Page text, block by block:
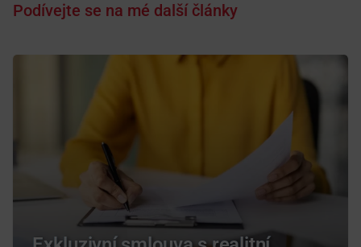
Podívejte se na mé další články